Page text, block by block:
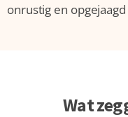
onrustig en
Wat